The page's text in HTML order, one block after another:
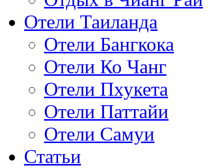
Отели Таиланда
Отели Бангкока
Отели Ко Чанг
Отели Пхукета
Отели Паттайи
Отели Самуи
Статьи